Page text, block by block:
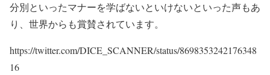
分別といったマナーを学ばないといけないといった声もあ
り、世界からも賞賛されています。
https://twitter.com/DICE_SCANNER/status/8698353242176348
16